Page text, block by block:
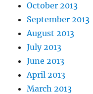
October 2013
September 2013
August 2013
July 2013
June 2013
April 2013
March 2013